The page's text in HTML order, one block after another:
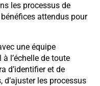
les processus de
attendus pour
une équipe
l’échelle de toute
d’identifier et de
d’ajuster les processus